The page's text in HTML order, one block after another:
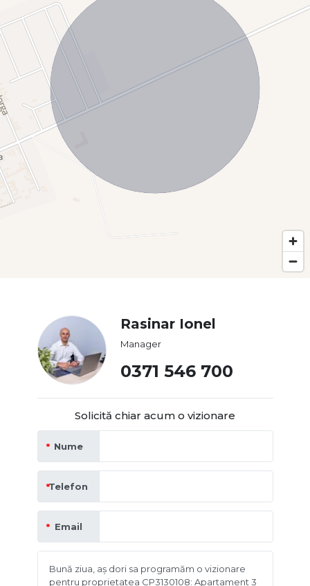
Rasinar Ionel
Manager
0371 546 700
Solicită chiar acum o vizionare
Nume
Telefon
Email